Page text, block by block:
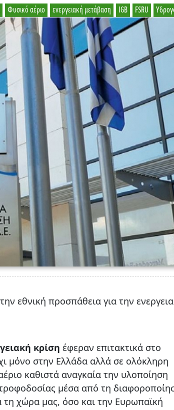
FSRU
IGB
ενεργειακή μετάβαση
Φυσικό αέριο
εθνική προσπάθεια για την
κρίση έφεραν επιτακτικά στο
μόνο στην Ελλάδα αλλά σε ολόκληρη
καθιστά αναγκαία την υλοποίηση
μέσα από τη
χώρα μας, όσο και την Ευρωπαϊκή